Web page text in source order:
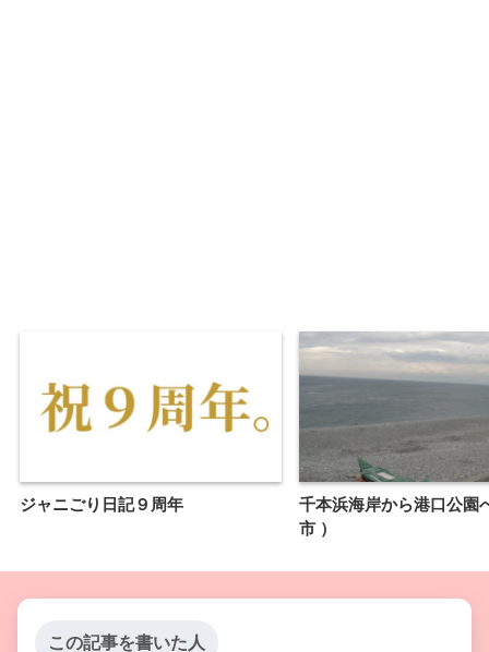
ジャニごり日記９周年
千本浜海岸から港口公園
市 ）
この記事を書いた人